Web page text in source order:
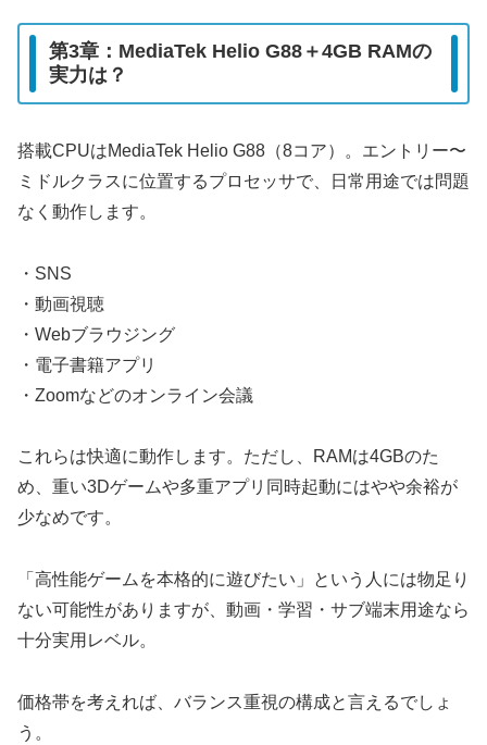
第3章：MediaTek Helio G88＋4GB RAMの
実力は？
搭載CPUはMediaTek Helio G88（8コア）。エントリー〜
ミドルクラスに位置するプロセッサで、日常用途では問題
なく動作します。
・SNS
・動画視聴
・Webブラウジング
・電子書籍アプリ
・Zoomなどのオンライン会議
これらは快適に動作します。ただし、RAMは4GBのた
め、重い3Dゲームや多重アプリ同時起動にはやや余裕が
少なめです。
「高性能ゲームを本格的に遊びたい」という人には物足り
ない可能性がありますが、動画・学習・サブ端末用途なら
十分実用レベル。
価格帯を考えれば、バランス重視の構成と言えるでしょ
う。